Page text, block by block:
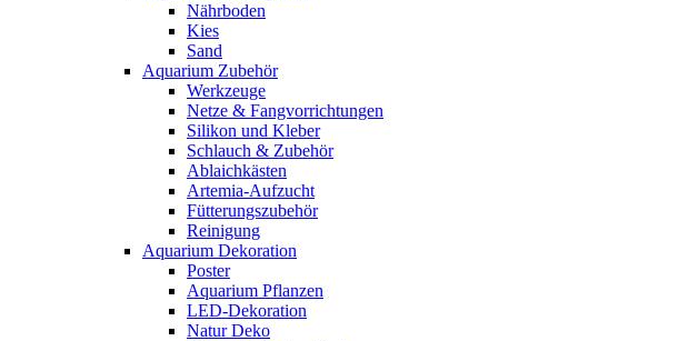
Nährboden
Kies
Sand
Aquarium Zubehör
Werkzeuge
Netze & Fangvorrichtungen
Silikon und Kleber
Schlauch & Zubehör
Ablaichkästen
Artemia-Aufzucht
Fütterungszubehör
Reinigung
Aquarium Dekoration
Poster
Aquarium Pflanzen
LED-Dekoration
Natur Deko